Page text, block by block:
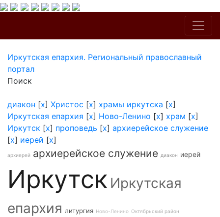
Иркутская епархия. Региональный православный
портал
Поиск
диакон [x] Христос [x] храмы иркутска [x]
Иркутская епархия [x] Ново-Ленино [x] храм [x]
Иркутск [x] проповедь [x] архиерейское служение
[x] иерей [x]
архиерей архиерейское служение диакон иерей
Иркутск Иркутская
епархия литургия Ново-Ленино Октябрьский район